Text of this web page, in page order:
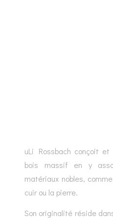
uLi Rossbach conçoit
bois massif en y
matériaux nobles,
cuir ou la pierre.
Son originalité réside